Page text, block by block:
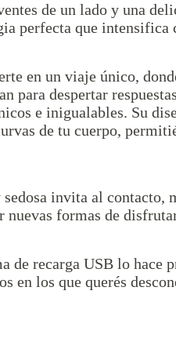
de un lado y una
perfecta que intensifica
en un viaje único,
para despertar
e inigualables. Su
de tu cuerpo,
sedosa invita al contacto,
nuevas formas de
de recarga USB lo
en los que querés